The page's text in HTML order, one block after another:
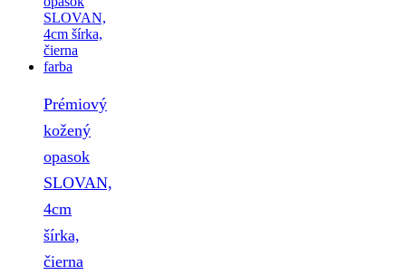
Prémiový
kožený
opasok
SLOVAN,
4cm
šírka,
čierna